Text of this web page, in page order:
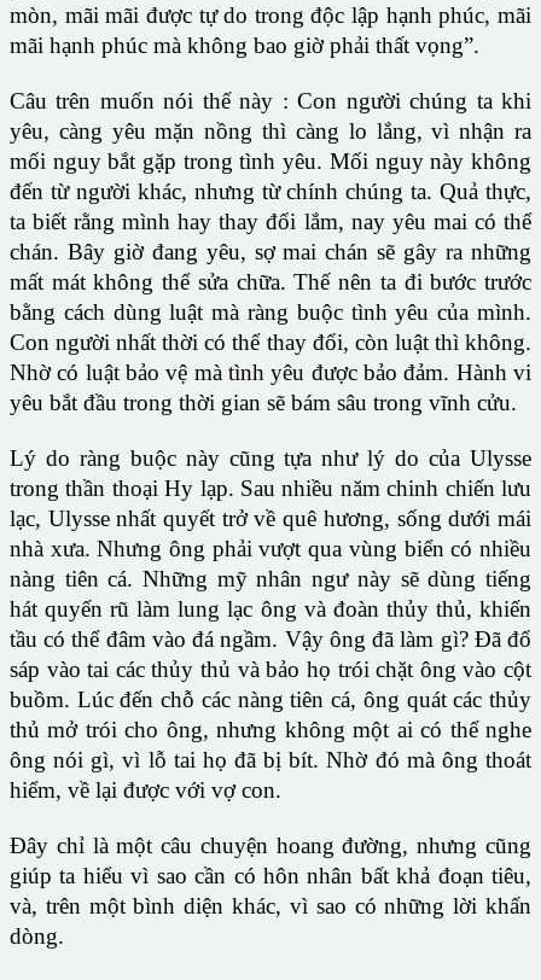
mòn, mãi mãi được tự do trong độc lập hạnh phúc, mãi
mãi hạnh phúc mà không bao giờ phải thất vọng”.
Câu trên muốn nói thế này : Con người chúng ta khi
yêu, càng yêu mặn nồng thì càng lo lắng, vì nhận ra
mối nguy bắt gặp trong tình yêu. Mối nguy này không
đến từ người khác, nhưng từ chính chúng ta. Quả thực,
ta biết rằng mình hay thay đổi lắm, nay yêu mai có thể
chán. Bây giờ đang yêu, sợ mai chán sẽ gây ra những
mất mát không thể sửa chữa. Thế nên ta đi bước trước
bằng cách dùng luật mà ràng buộc tình yêu của mình.
Con người nhất thời có thể thay đổi, còn luật thì không.
Nhờ có luật bảo vệ mà tình yêu được bảo đảm. Hành vi
yêu bắt đầu trong thời gian sẽ bám sâu trong vĩnh cửu.
Lý do ràng buộc này cũng tựa như lý do của Ulysse
trong thần thoại Hy lạp. Sau nhiều năm chinh chiến lưu
lạc, Ulysse nhất quyết trở về quê hương, sống dưới mái
nhà xưa. Nhưng ông phải vượt qua vùng biển có nhiều
nàng tiên cá. Những mỹ nhân ngư này sẽ dùng tiếng
hát quyến rũ làm lung lạc ông và đoàn thủy thủ, khiến
tầu có thể đâm vào đá ngầm. Vậy ông đã làm gì? Đã đổ
sáp vào tai các thủy thủ và bảo họ trói chặt ông vào cột
buồm. Lúc đến chỗ các nàng tiên cá, ông quát các thủy
thủ mở trói cho ông, nhưng không một ai có thể nghe
ông nói gì, vì lỗ tai họ đã bị bít. Nhờ đó mà ông thoát
hiểm, về lại được với vợ con.
Đây chỉ là một câu chuyện hoang đường, nhưng cũng
giúp ta hiểu vì sao cần có hôn nhân bất khả đoạn tiêu,
và, trên một bình diện khác, vì sao có những lời khấn
dòng.